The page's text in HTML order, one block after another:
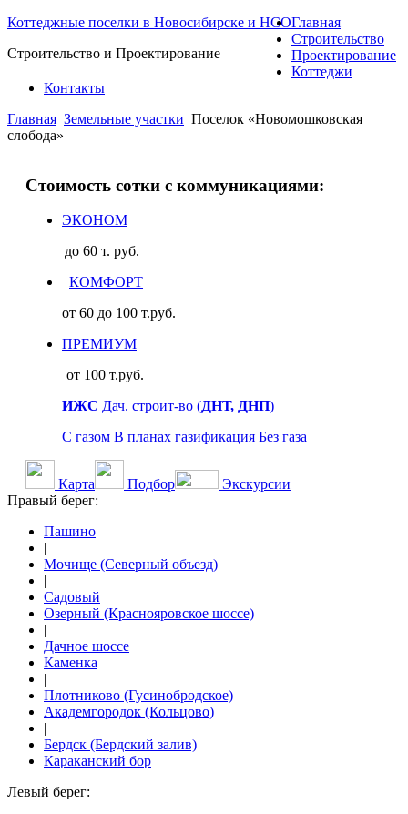
Коттеджные поселки в Новосибирске и НСО
Строительство и Проектирование
Главная
Строительство
Проектирование
Коттеджи
Контакты
Главная Земельные участки Поселок «Новомошковская
слобода»
Стоимость сотки с коммуникациями:
ЭКОНОМ
до 60 т. руб.
КОМФОРТ
от 60 до 100 т.руб.
ПРЕМИУМ
от 100 т.руб.
ИЖС Дач. строит-во (ДНТ, ДНП)
С газом В планах газификация Без газа
Карта Подбор
Экскурсии
Правый берег:
Пашино
|
Мочище (Северный объезд)
|
Садовый
Озерный (Краснояровское шоссе)
|
Дачное шоссе
Каменка
|
Плотниково (Гусинобродское)
Академгородок (Кольцово)
|
Бердск (Бердский залив)
Караканский бор
Левый берег: